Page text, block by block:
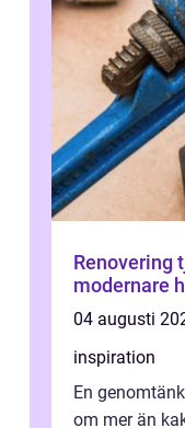
Renovering tjörn trygg
modernare
04 augusti
inspiration
En
om mer än